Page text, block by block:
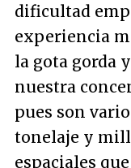
dificultad
experiencia
la gota gorda
nuestra
pues son
tonelaje y
espaciales